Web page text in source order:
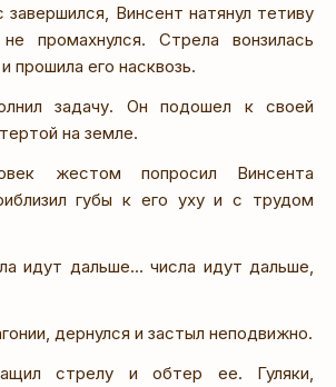
завершился, Винсент натянул тетиву
промахнулся. Стрела вонзилась
прошила его насквозь.
задачу. Он подошел к своей
на земле.
жестом попросил Винсента
губы к его уху и с трудом
идут дальше... числа идут дальше,
дернулся и застыл неподвижно.
стрелу и обтер ее. Гуляки,